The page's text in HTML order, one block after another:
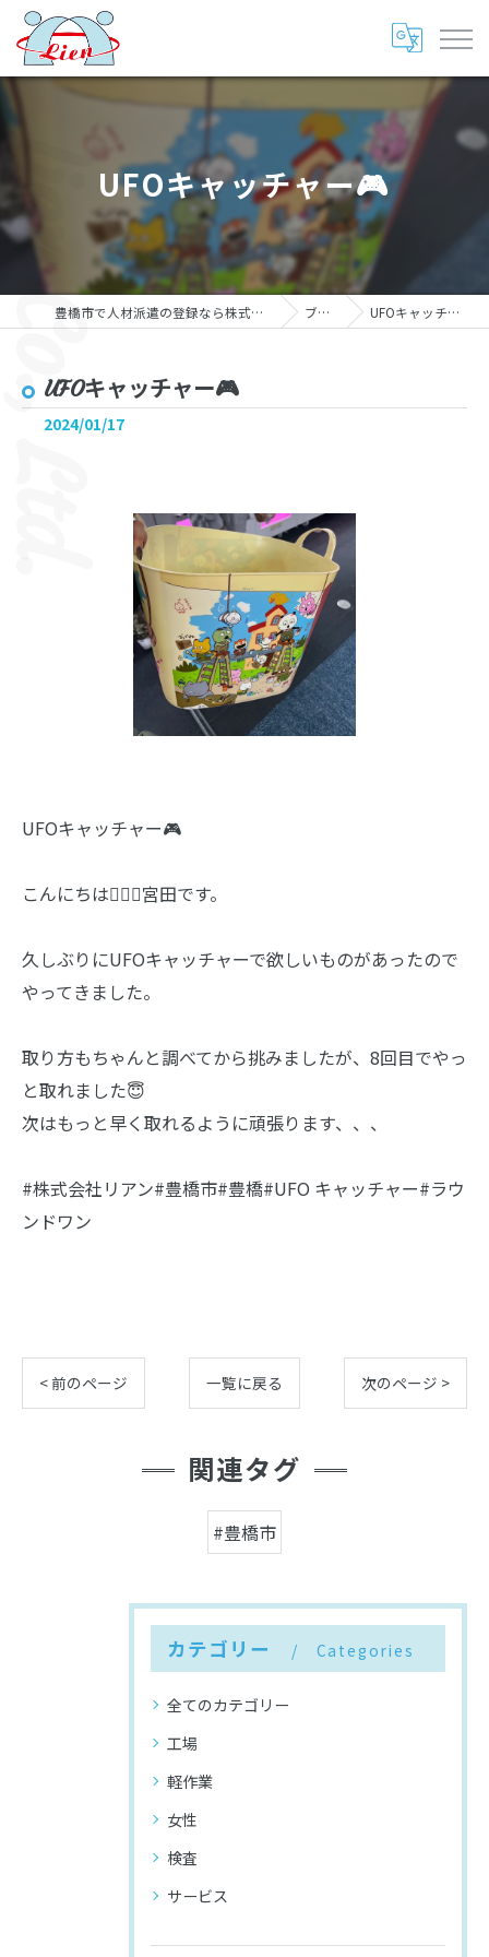
UFOキャッチャー🎮
豊橋市で人材派遣の登録なら株式会社リアン ブログ UFOキャッチャー🎮
UFOキャッチャー🎮
2024/01/17
UFOキャッチャー🎮
こんにちは🙋🏻‍♀️宮田です。
久しぶりにUFOキャッチャーで欲しいものがあったので
やってきました。
取り方もちゃんと調べてから挑みましたが、8回目でやっ
と取れました😇
次はもっと早く取れるように頑張ります、、、
#株式会社リアン#豊橋市#豊橋#UFO キャッチャー#ラウ
ンドワン
< 前のページ 一覧に戻る 次のページ >
関連タグ
#豊橋市
カテゴリー Categories
全てのカテゴリー
工場
軽作業
女性
検査
サービス